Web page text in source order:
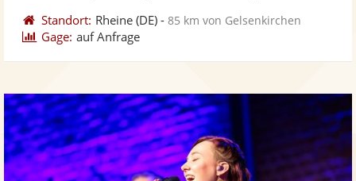
Standort: Rheine (DE) -85 km von Gelsenkirchen
Gage: auf Anfrage